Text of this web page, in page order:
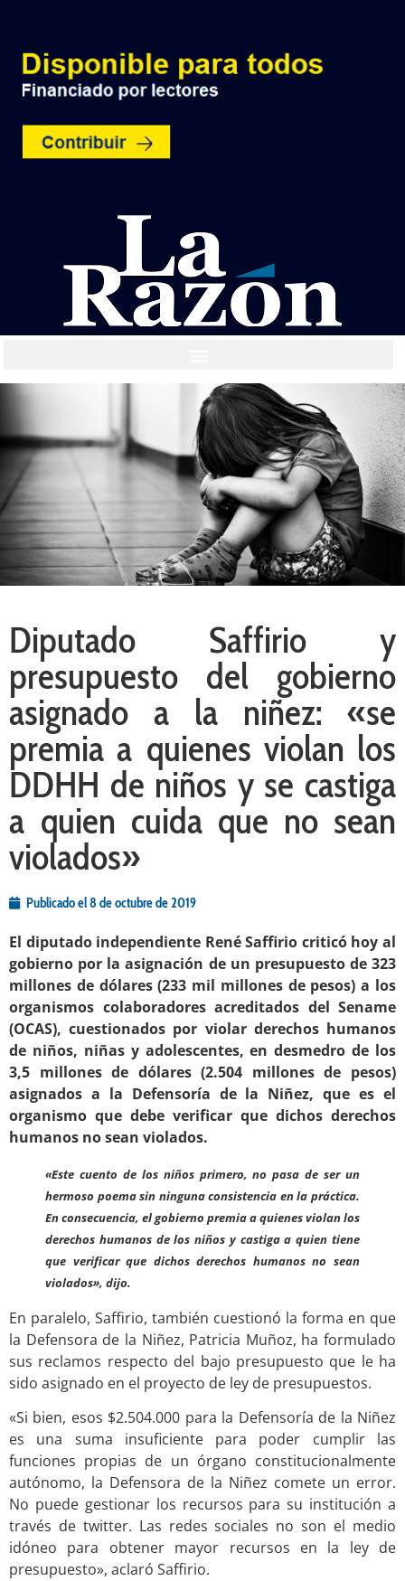
Diputado Saffirio y
presupuesto del gobierno
asignado a la niñez: «se
premia a quienes violan los
DDHH de niños y se castiga
a quien cuida que no sean
violados»
Publicado el8 de octubre de 2019
El diputado independiente René Saffirio criticó hoy al
gobierno por la asignación de un presupuesto de 323
millones de dólares (233 mil millones de pesos) a los
organismos colaboradores acreditados del Sename
(OCAS), cuestionados por violar derechos humanos
de niños, niñas y adolescentes, en desmedro de los
3,5 millones de dólares (2.504 millones de pesos)
asignados a la Defensoría de la Niñez, que es el
organismo que debe verificar que dichos derechos
humanos no sean violados.
«Este cuento de los niños primero, no pasa de ser un
hermoso poema sin ninguna consistencia en la práctica.
En consecuencia, el gobierno premia a quienes violan los
derechos humanos de los niños y castiga a quien tiene
que verificar que dichos derechos humanos no sean
violados», dijo.
En paralelo, Saffirio, también cuestionó la forma en que
la Defensora de la Niñez, Patricia Muñoz, ha formulado
sus reclamos respecto del bajo presupuesto que le ha
sido asignado en el proyecto de ley de presupuestos.
«Si bien, esos $2.504.000 para la Defensoría de la Niñez
es una suma insuficiente para poder cumplir las
funciones propias de un órgano constitucionalmente
autónomo, la Defensora de la Niñez comete un error.
No puede gestionar los recursos para su institución a
través de twitter. Las redes sociales no son el medio
idóneo para obtener mayor recursos en la ley de
presupuesto», aclaró Saffirio.